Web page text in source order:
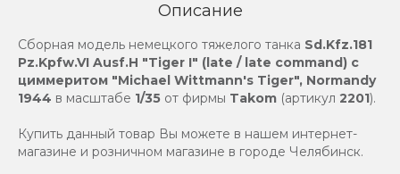
Описание
Сборная модель немецкого тяжелого танка Sd.Kfz.181
Pz.Kpfw.VI Ausf.H "Tiger I" (late / late command) с
циммеритом "Michael Wittmann's Tiger", Normandy
1944 в масштабе 1/35 от фирмы Takom (артикул 2201).
Купить данный товар Вы можете в нашем интернет-
магазине и розничном магазине в городе Челябинск.